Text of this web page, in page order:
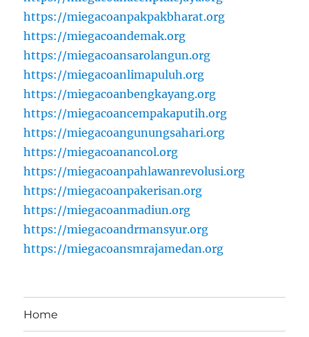
https://miegacoanpakpakbharat.org
https://miegacoandemak.org
https://miegacoansarolangun.org
https://miegacoanlimapuluh.org
https://miegacoanbengkayang.org
https://miegacoancempakaputih.org
https://miegacoangunungsahari.org
https://miegacoanancol.org
https://miegacoanpahlawanrevolusi.org
https://miegacoanpakerisan.org
https://miegacoanmadiun.org
https://miegacoandrmansyur.org
https://miegacoansmrajamedan.org
Home